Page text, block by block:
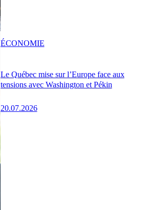
Le Québec mise sur l’Europe face aux
tensions avec Washington et Pékin
20.07.2026
ÉCONOMIE